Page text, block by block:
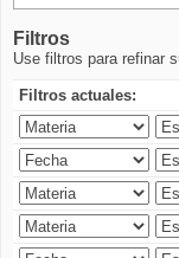
Filtros
Use filtros para refinar
Filtros actuales: